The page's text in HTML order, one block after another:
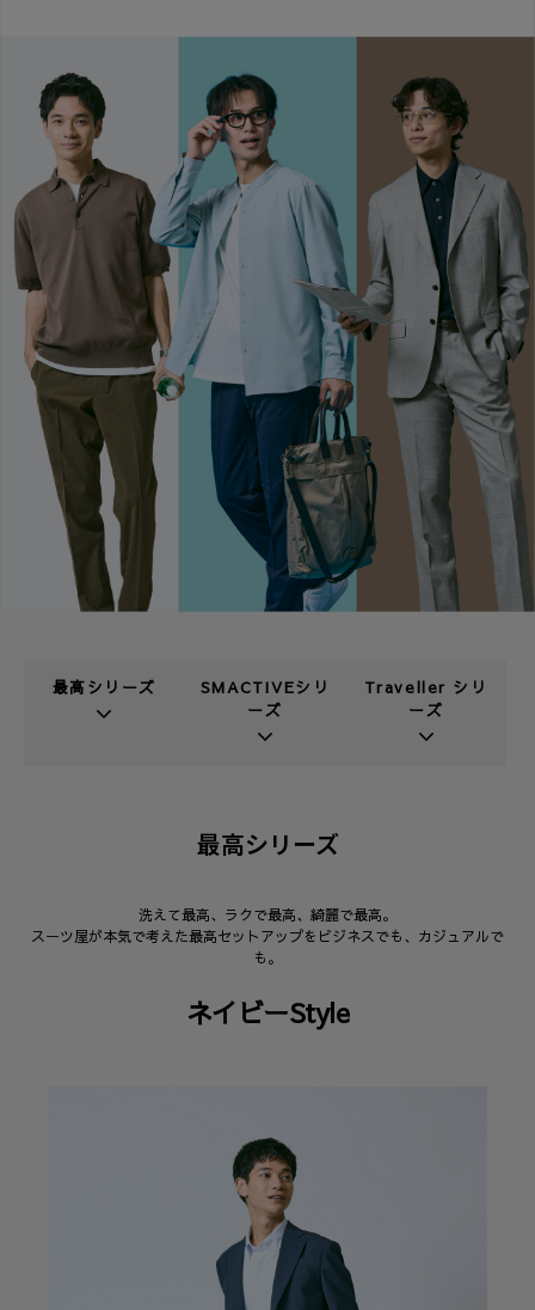
最高シリーズ
SMACTIVEシリ
ーズ
Traveller シリ
ーズ
最高シリーズ
洗えて最高、ラクで最高、綺麗で最高。
スーツ屋が本気で考えた最高セットアップをビジネスでも、カジュアルで
も。
ネイビーStyle